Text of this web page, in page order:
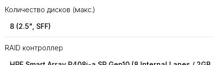
Количество дисков (макс.)
8 (2.5", SFF)
RAID контроллер